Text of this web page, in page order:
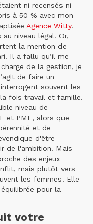
ni recensés ni
à 50 % avec mon
Agence Witty.
niveau légal. Or,
la mention de
Il a fallu qu’il me
de la gestion, je
de faire un
souvent les
fois travail et famille.
niveau de
et PME, alors que
et de
d'être
de l'ambition. Mais
des enjeux
mais plutôt vers
les femmes. Elle
pour la
votre